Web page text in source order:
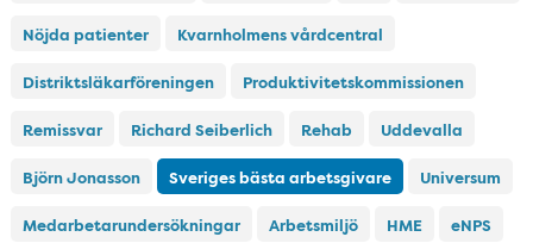
Nöjda patienter Kvarnholmens vårdcentral
Distriktsläkarföreningen Produktivitetskommissionen
Remissvar Richard Seiberlich Rehab Uddevalla
Björn Jonasson Sveriges bästa arbetsgivare Universum
Medarbetarundersökningar Arbetsmiljö HME eNPS